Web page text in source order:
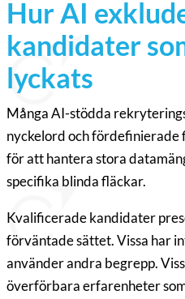
Hur AI
kandidater
lyckats
Många AI-stödda
nyckelord och
för att hantera stora
specifika blinda fläckar.
Kvalificerade kandidater
förväntade sättet. Vissa har
använder andra begrepp.
överförbara erfarenheter